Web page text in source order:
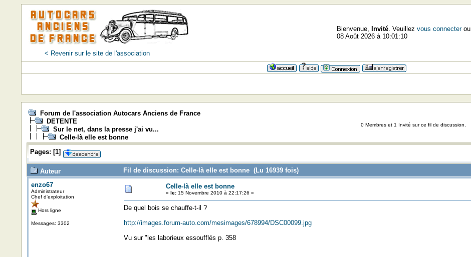
< Revenir sur le site de l'association
Bienvenue, Invité. Veuillez vous connecterou
08 Août 2026 à 10:01:10
Forum de l'association Autocars Anciens de France
DETENTE
Sur le net, dans la presse j'ai vu...
Celle-là elle est bonne
0 Membres et 1 Invité sur ce fil de discussion.
Pages: [1]
Auteur
Fil de discussion: Celle-là elle est bonne (Lu 16939 fois)
enzo67
Administrateur
Chef d'exploitation
Hors ligne
Messages: 3302
Celle-là elle est bonne
« le:15 Novembre 2010 à 22:17:26 »
De quel bois se chauffe-t-il ?
http://images.forum-auto.com/mesimages/678994/DSC00099.jpg
Vu sur "les laborieux essoufflés p. 358